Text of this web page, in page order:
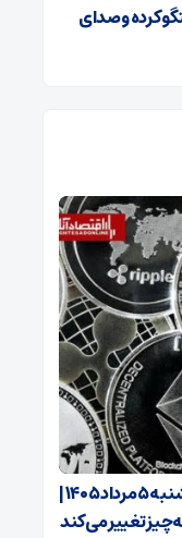
کرده و صدای
قیمت تتر، بیت‌کوین و اتریوم امروز دوشنبه ۵ مرداد ۱۴۰۵ |
تغییر می‌کند